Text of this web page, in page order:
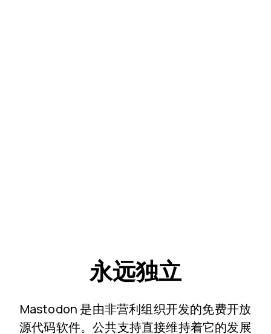
永远独立
Mastodon 是由非营利组织开发的免费开放
源代码软件。公共支持直接维持着它的发展